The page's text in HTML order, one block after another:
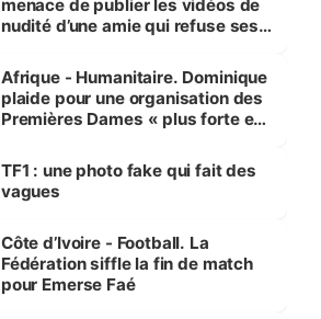
menace de publier les vidéos de
nudité d’une amie qui refuse ses
Afrique - Humanitaire. Dominique
plaide pour une organisation des
Premières Dames « plus forte et
sur la scène internationale »
TF1 : une photo fake qui fait des
vagues
Côte d’Ivoire - Football. La
Fédération siffle la fin de match
pour Emerse Faé